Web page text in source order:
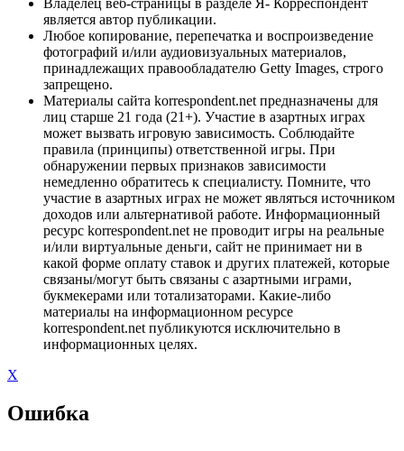
Владелец веб-страницы в разделе Я- Корреспондент
является автор публикации.
Любое копирование, перепечатка и воспроизведение
фотографий и/или аудиовизуальных материалов,
принадлежащих правообладателю Getty Images, строго
запрещено.
Материалы сайта korrespondent.net предназначены для
лиц старше 21 года (21+). Участие в азартных играх
может вызвать игровую зависимость. Соблюдайте
правила (принципы) ответственной игры. При
обнаружении первых признаков зависимости
немедленно обратитесь к специалисту. Помните, что
участие в азартных играх не может являться источником
доходов или альтернативой работе. Информационный
ресурс korrespondent.net не проводит игры на реальные
и/или виртуальные деньги, сайт не принимает ни в
какой форме оплату ставок и других платежей, которые
связаны/могут быть связаны с азартными играми,
букмекерами или тотализаторами. Какие-либо
материалы на информационном ресурсе
korrespondent.net публикуются исключительно в
информационных целях.
X
Ошибка